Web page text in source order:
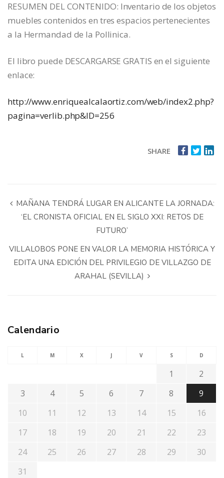
RESUMEN DEL CONTENIDO: Inventario de los objetos
muebles contenidos en tres espacios pertenecientes
a la Hermandad de la Pollinica.
El libro puede DESCARGARSE GRATIS en el siguiente
enlace:
http://www.enriquealcalaortiz.com/web/index2.php?
pagina=verlib.php&ID=256
SHARE
MAÑANA TENDRÁ LUGAR EN ALICANTE LA JORNADA:
‘EL CRONISTA OFICIAL EN EL SIGLO XXI: RETOS DE
FUTURO’
VILLALOBOS PONE EN VALOR LA MEMORIA HISTÓRICA Y
EDITA UNA EDICIÓN DEL PRIVILEGIO DE VILLAZGO DE
ARAHAL (SEVILLA)
Calendario
L M X J V S D
1
2
3
4 5 6 7 8
9
10
11 12 13 14 15
16
17
18 19 20 21 22
23
24
25 26 27 28 29
30
31